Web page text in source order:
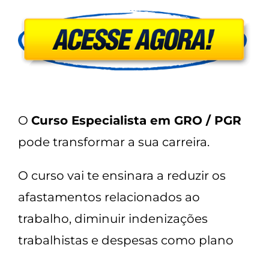
O Curso Especialista em GRO / PGR
pode transformar a sua carreira.
O curso vai te ensinara a reduzir os
afastamentos relacionados ao
trabalho, diminuir indenizações
trabalhistas e despesas como plano